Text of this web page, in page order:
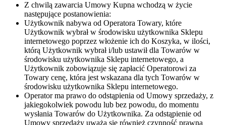
Z chwilą zawarcia Umowy Kupna wchodzą w życie
następujące postanowienia:
Użytkownik nabywa od Operatora Towary, które
Użytkownik wybrał w środowisku użytkownika Sklepu
internetowego poprzez włożenie ich do Koszyka, w ilości,
którą Użytkownik wybrał i/lub ustawił dla Towarów w
środowisku użytkownika Sklepu internetowego, a
Użytkownik zobowiązuje się zapłacić Operatorowi za
Towary cenę, która jest wskazana dla tych Towarów w
środowisku użytkownika Sklepu internetowego.
Operator ma prawo do odstąpienia od Umowy sprzedaży, z
jakiegokolwiek powodu lub bez powodu, do momentu
wysłania Towarów do Użytkownika. Za odstąpienie od
Umowy sprzedaży uważa się również czynność prawną